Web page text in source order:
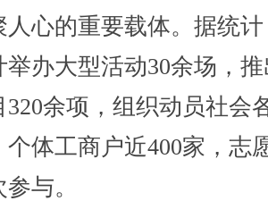
人心的重要载体。据统
举办大型活动30余场，
320余项，组织动员社会
体工商户近400家，志
与。